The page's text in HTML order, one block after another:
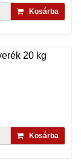
Kosárba
20 kg
Kosárba